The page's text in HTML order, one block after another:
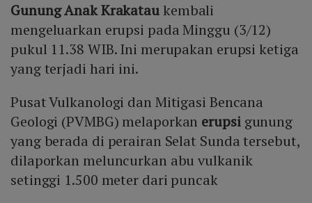
Gunung Anak Krakataukembali
mengeluarkan erupsi pada Minggu (3/12)
pukul 11.38 WIB. Ini merupakan erupsi ketiga
yang terjadi hari ini.
Pusat Vulkanologi dan Mitigasi Bencana
Geologi (PVMBG) melaporkan erupsigunung
yang berada di perairan Selat Sunda tersebut,
dilaporkan meluncurkan abu vulkanik
setinggi 1.500 meter dari puncak